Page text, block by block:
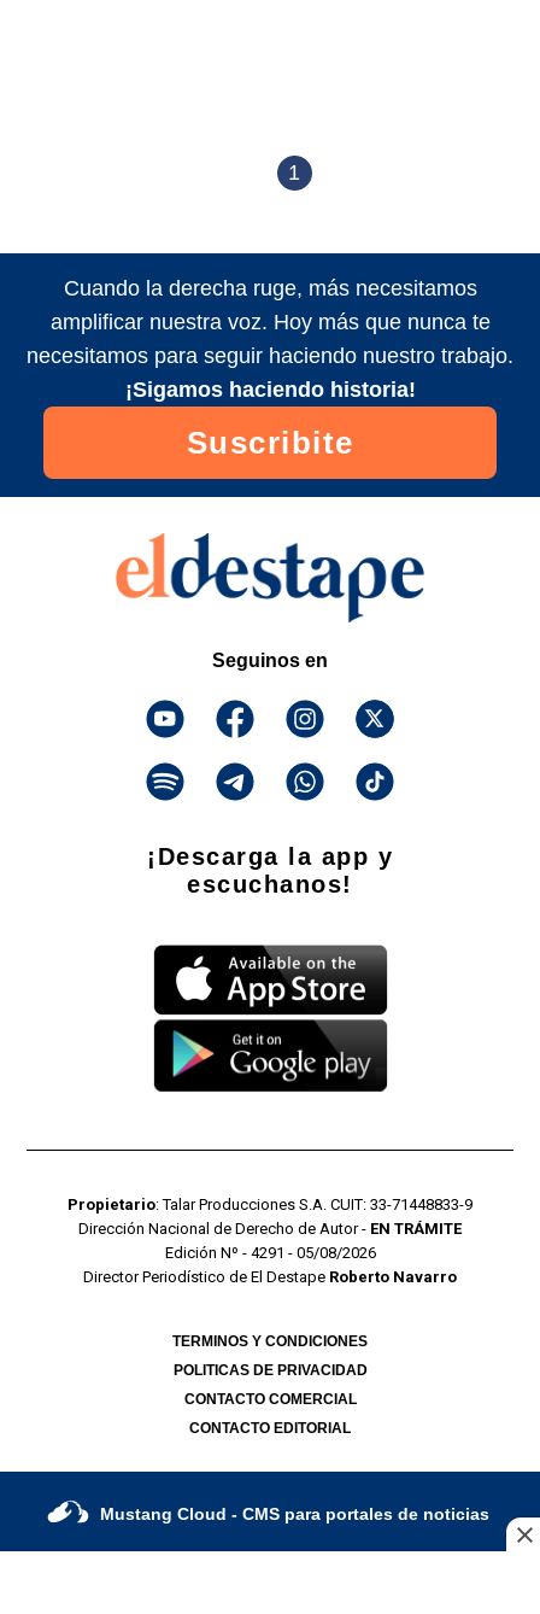
1
Cuando la derecha ruge, más necesitamos
amplificar nuestra voz. Hoy más que nunca te
necesitamos para seguir haciendo nuestro trabajo.
¡Sigamos haciendo historia!
Suscribite
Seguinos en
¡Descarga la app y
escuchanos!
Propietario: Talar Producciones S.A. CUIT: 33-71448833-9
Dirección Nacional de Derecho de Autor - EN TRÁMITE
Edición Nº - 4291 - 05/08/2026
Director Periodístico de El Destape Roberto Navarro
TERMINOS Y CONDICIONES
POLITICAS DE PRIVACIDAD
CONTACTO COMERCIAL
CONTACTO EDITORIAL
Mustang Cloud - CMS para portales de noticias